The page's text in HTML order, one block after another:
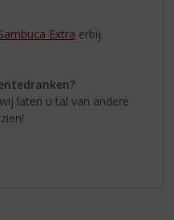
Extra erbij
laten u tal van andere